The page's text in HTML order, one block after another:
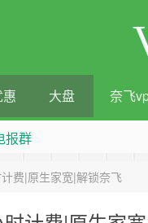
大盘 奈飞
报群
费|原生家宽|解锁奈飞